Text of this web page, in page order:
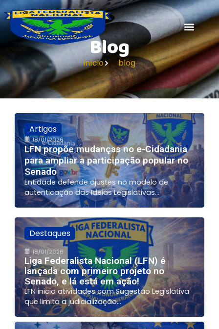
Blog
início blog
Artigos
18/01/2026
LFN propõe mudanças no e-Cidadania
para ampliar a participação popular no
Senado
Entidade defende ajustes no modelo de
autenticação das Ideias Legislativas...
Destaques
18/01/2026
Liga Federalista Nacional (LFN) é
lançada com primeiro projeto no
Senado, e lá está em ação!
LFN inicia atividades com Sugestão Legislativa
que limita a judicialização...